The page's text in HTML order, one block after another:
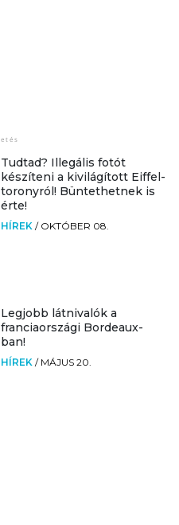
Tudtad? Illegális fotót
készíteni a kivilágított Eiffel-
toronyról! Büntethetnek is
érte!
HÍREK / OKTÓBER 08.
Legjobb látnivalók a
franciaországi Bordeaux-
ban!
HÍREK / MÁJUS 20.